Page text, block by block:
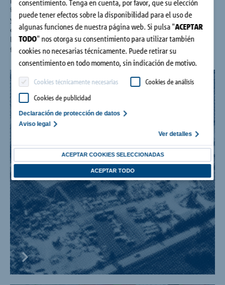
consentimiento. Tenga en cuenta, por favor, que su elección
puede tener efectos sobre la disponibilidad para el uso de
algunas funciones de nuestra página web. Si pulsa "ACEPTAR
TODO" nos otorga su consentimiento para utilizar también
cookies no necesarias técnicamente. Puede retirar su
consentimiento en todo momento, sin indicación de motivo.
Cookies técnicamente necesarias
Cookies de análisis
Cookies de publicidad
Declaración de protección de datos
Aviso legal
Ver detalles
ACEPTAR COOKIES SELECCIONADAS
ACEPTAR TODO
internacionales que permiten construir de manera más simple
y eficiente, al tiempo que generan una mayor libertad de
diseño. Gracias a esa experiencia, competencia y tecnología,
los expertos de Schöck se encuentran preparados para el
futuro.
60.º aniversario de Schöck